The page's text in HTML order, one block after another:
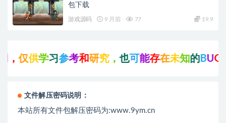
包下载
游戏源码 9 月前 77 19.9
学 习参考和研究，也可能 存在 未知的BUG与 瑕疵
文件解压密码说明：
本站所有文件包解压密码为:www.9ym.cn